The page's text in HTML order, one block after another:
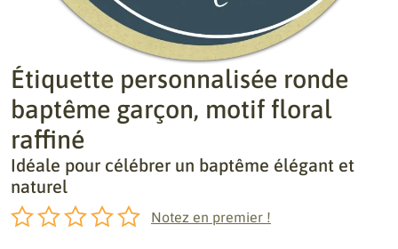
Étiquette personnalisée ronde
baptême garçon, motif floral
raffiné
Idéale pour célébrer un baptême élégant et
naturel
Notez en premier !